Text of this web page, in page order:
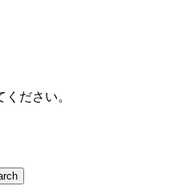
ださい。